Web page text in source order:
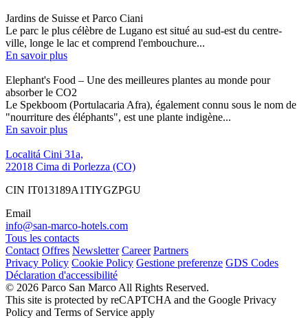
Jardins de Suisse et Parco Ciani
Le parc le plus célèbre de Lugano est situé au sud-est du centre-
ville, longe le lac et comprend l'embouchure...
En savoir plus
Elephant's Food – Une des meilleures plantes au monde pour
absorber le CO2
Le Spekboom (Portulacaria Afra), également connu sous le nom de
"nourriture des éléphants", est une plante indigène...
En savoir plus
Localitá Cini 31a,
22018 Cima di Porlezza (CO)
CIN IT013189A1TIYGZPGU
Email
info@san-marco-hotels.com
Tous les contacts
Contact Offres Newsletter Career Partners
Privacy Policy Cookie Policy Gestione preferenze GDS Codes
Déclaration d'accessibilité
© 2026 Parco San Marco All Rights Reserved.
This site is protected by reCAPTCHA and the Google Privacy
Policy and Terms of Service apply